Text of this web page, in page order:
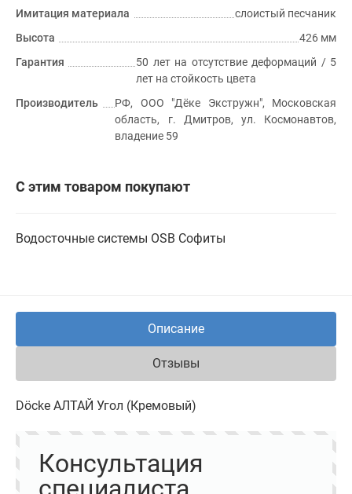
Имитация материала
слоистый песчаник
Высота
426 мм
Гарантия
50 лет на отсутствие деформаций / 5
лет на стойкость цвета
Производитель
РФ, ООО "Дёке Экстружн", Московская
область, г. Дмитров, ул. Космонавтов,
владение 59
С этим товаром покупают
Водосточные системы OSB Софиты
Описание
Отзывы
Döcke АЛТАЙ Угол (Кремовый)
Консультация